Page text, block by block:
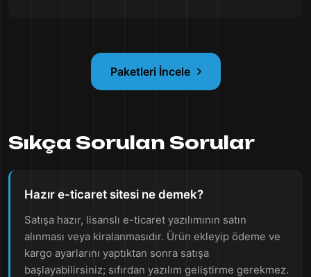
Paketleri İncele
Sıkça Sorulan Sorular
Hazır e-ticaret sitesi ne demek?
Satışa hazır, lisanslı e-ticaret yazılımının satın
alınması veya kiralanmasıdır. Ürün ekleyip ödeme ve
kargo ayarlarını yaptıktan sonra satışa
başlayabilirsiniz; sıfırdan yazılım geliştirme gerekmez.